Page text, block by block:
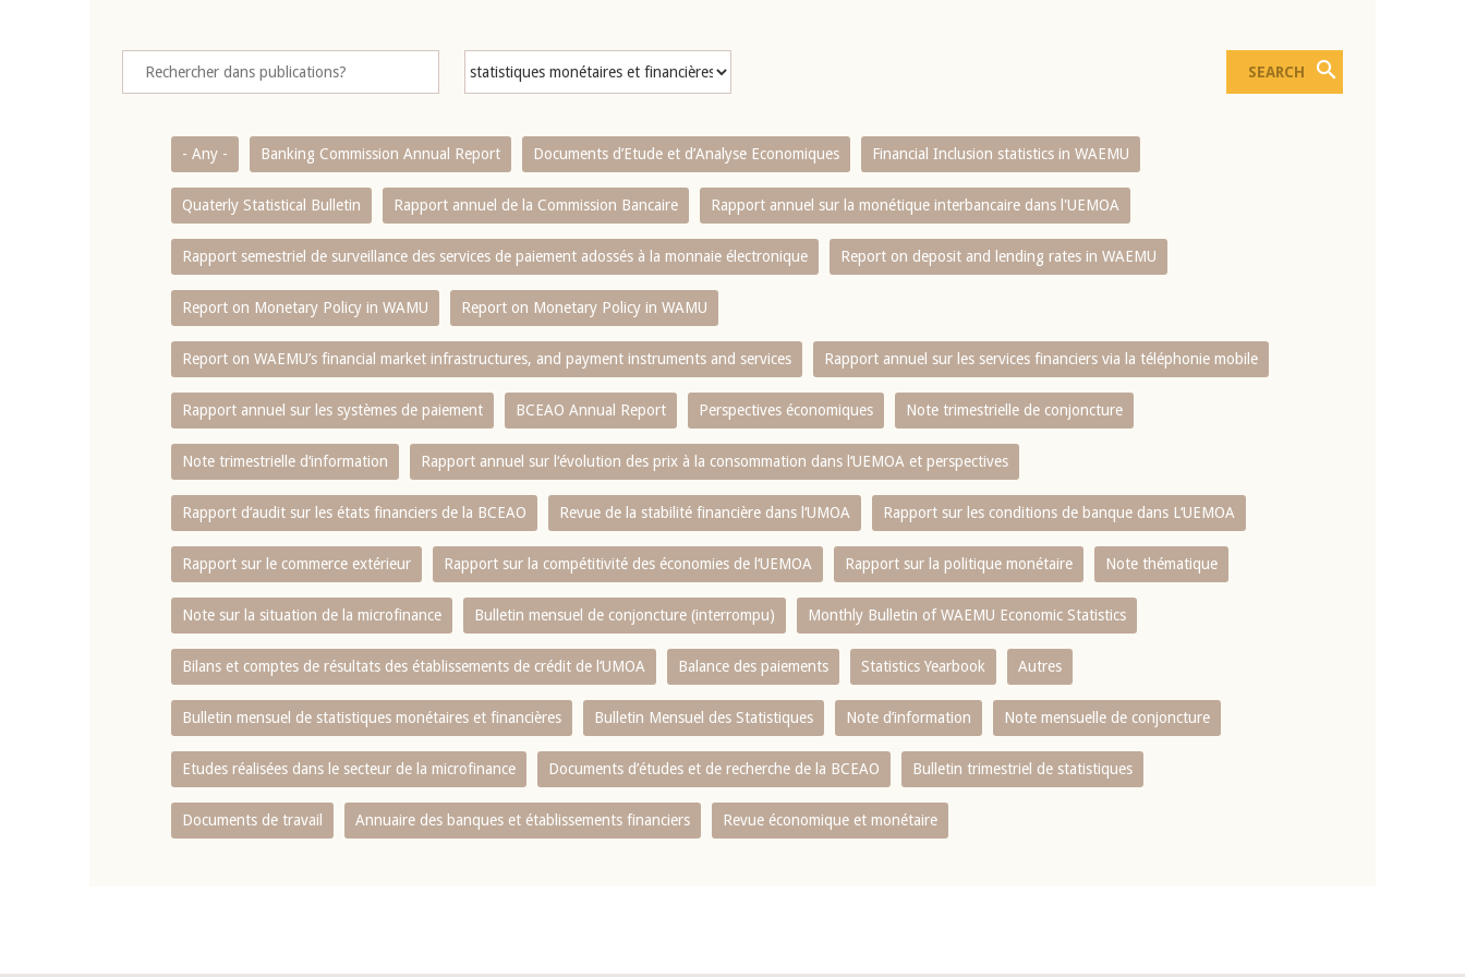
- Any - Banking Commission Annual Report Documents d’Etude et d’Analyse Economiques Financial Inclusion statistics in WAEMU
Quaterly Statistical Bulletin Rapport annuel de la Commission Bancaire Rapport annuel sur la monétique interbancaire dans l'UEMOA
Rapport semestriel de surveillance des services de paiement adossés à la monnaie électronique Report on deposit and lending rates in WAEMU
Report on Monetary Policy in WAMU Report on Monetary Policy in WAMU
Report on WAEMU’s financial market infrastructures, and payment instruments and services Rapport annuel sur les services financiers via la téléphonie mobile
Rapport annuel sur les systèmes de paiement BCEAO Annual Report Perspectives économiques Note trimestrielle de conjoncture
Note trimestrielle d‘information Rapport annuel sur l‘évolution des prix à la consommation dans l‘UEMOA et perspectives
Rapport d‘audit sur les états financiers de la BCEAO Revue de la stabilité financière dans l‘UMOA Rapport sur les conditions de banque dans L‘UEMOA
Rapport sur le commerce extérieur Rapport sur la compétitivité des économies de l‘UEMOA Rapport sur la politique monétaire Note thématique
Note sur la situation de la microfinance Bulletin mensuel de conjoncture (interrompu) Monthly Bulletin of WAEMU Economic Statistics
Bilans et comptes de résultats des établissements de crédit de l‘UMOA Balance des paiements Statistics Yearbook Autres
Bulletin mensuel de statistiques monétaires et financières Bulletin Mensuel des Statistiques Note d’information Note mensuelle de conjoncture
Etudes réalisées dans le secteur de la microfinance Documents d’études et de recherche de la BCEAO Bulletin trimestriel de statistiques
Documents de travail Annuaire des banques et établissements financiers Revue économique et monétaire